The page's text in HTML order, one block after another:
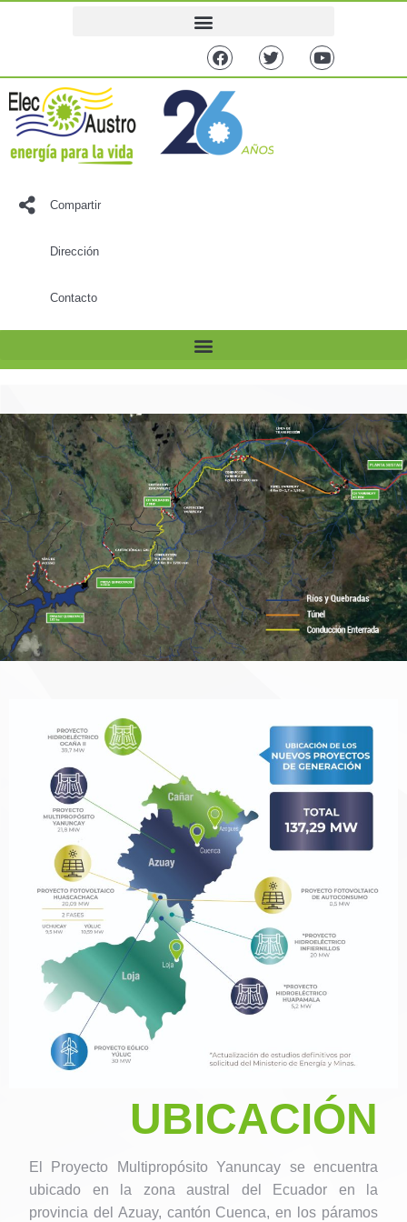
Compartir
Dirección
Contacto
UBICACIÓN
El Proyecto Multipropósito Yanuncay se encuentra
ubicado en la zona austral del Ecuador en la
provincia del Azuay, cantón Cuenca, en los páramos